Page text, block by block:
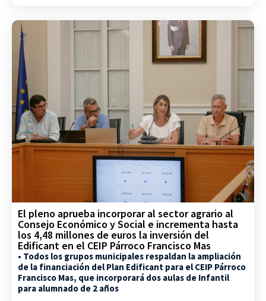
El pleno aprueba incorporar al sector agrario al
Consejo Económico y Social e incrementa hasta
los 4,48 millones de euros la inversión del
Edificant en el CEIP Párroco Francisco Mas
• Todos los grupos municipales respaldan la ampliación
de la financiación del Plan Edificant para el CEIP Párroco
Francisco Mas, que incorporará dos aulas de Infantil
para alumnado de 2 años